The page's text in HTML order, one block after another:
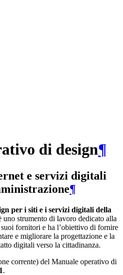
di design¶
e servizi digitali
¶
per i siti e i servizi digitali della
uno strumento di lavoro dedicato alla
fornitori e ha l’obiettivo di fornire
e migliorare la progettazione e la
digitali verso la cittadinanza.
corrente) del Manuale operativo di
.